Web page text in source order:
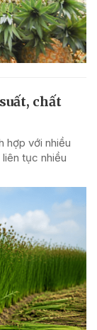
chất
hợp với nhiều
tục nhiều